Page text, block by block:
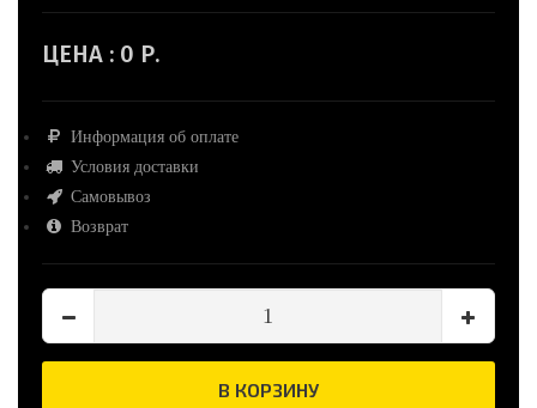
ЦЕНА : 0 Р.
Информация об оплате
Условия доставки
Самовывоз
Возврат
В КОРЗИНУ